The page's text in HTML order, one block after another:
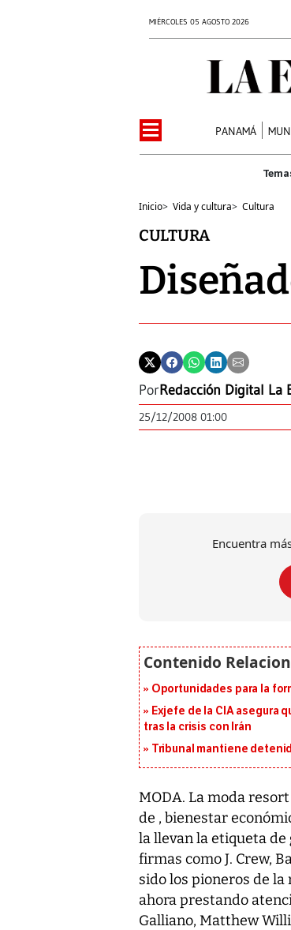
MIÉRCOLES 05 AGOSTO 2026
PANAMÁ
Inicio> Vida y cultura> Cultura
CULTURA
PorRedacción Digital La
25/12/2008 01:00
Encuentra
Oportunidades para la
Exjefe de la CIA asegura
tras la crisis con Irán
Tribunal mantiene
MODA. La moda
de , bienestar
la llevan la etiqueta
firmas como J. Crew,
sido los pioneros de
ahora prestando
Galliano, Matthew